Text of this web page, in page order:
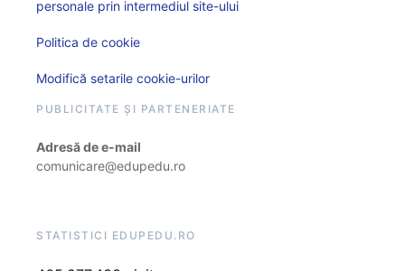
personale prin intermediul site-ului
Politica de cookie
Modifică setarile cookie-urilor
PUBLICITATE ȘI PARTENERIATE
Adresă de e-mail
comunicare@edupedu.ro
STATISTICI EDUPEDU.RO